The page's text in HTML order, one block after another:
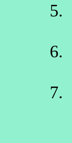
5.
6.
7.